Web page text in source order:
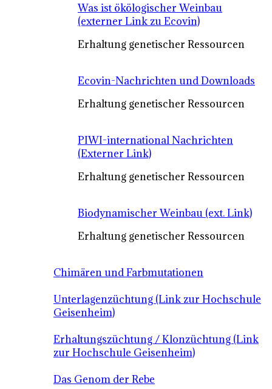
Was ist ökölogischer Weinbau
(externer Link zu Ecovin)
Erhaltung genetischer Ressourcen
Ecovin-Nachrichten und Downloads
Erhaltung genetischer Ressourcen
PIWI-international Nachrichten
(Externer Link)
Erhaltung genetischer Ressourcen
Biodynamischer Weinbau (ext. Link)
Erhaltung genetischer Ressourcen
Chimären und Farbmutationen
Unterlagenzüchtung (Link zur Hochschule
Geisenheim)
Erhaltungszüchtung / Klonzüchtung (Link
zur Hochschule Geisenheim)
Das Genom der Rebe